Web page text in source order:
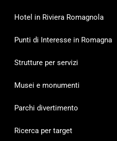
Hotel in Riviera Romagnola
Punti di Interesse in Romagna
Strutture per servizi
Musei e monumenti
Parchi divertimento
Ricerca per target